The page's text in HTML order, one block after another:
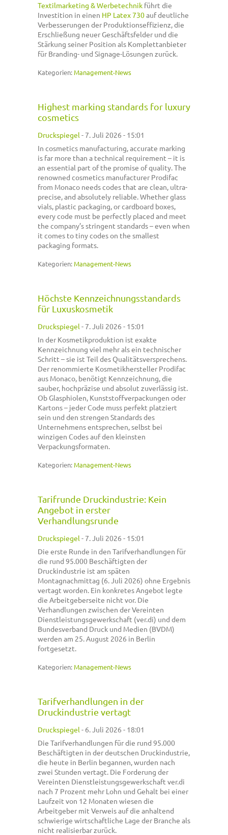
Textilmarketing & Werbetechnik führt die
Investition in einen HP Latex 730auf deutliche
Verbesserungen der Produktionseffizienz, die
Erschließung neuer Geschäftsfelder und die
Stärkung seiner Position als Komplettanbieter
für Branding- und Signage-Lösungen zurück.
Kategorien: Management-News
Highest marking standards for luxury
cosmetics
Druckspiegel - 7. Juli 2026 - 15:01
In cosmetics manufacturing, accurate marking
is far more than a technical requirement – it is
an essential part of the promise of quality. The
renowned cosmetics manufacturer Prodifac
from Monaco needs codes that are clean, ultra-
precise, and absolutely reliable. Whether glass
vials, plastic packaging, or cardboard boxes,
every code must be perfectly placed and meet
the company’s stringent standards – even when
it comes to tiny codes on the smallest
packaging formats.
Kategorien: Management-News
Höchste Kennzeichnungsstandards
für Luxuskosmetik
Druckspiegel - 7. Juli 2026 - 15:01
In der Kosmetikproduktion ist exakte
Kennzeichnung viel mehr als ein technischer
Schritt – sie ist Teil des Qualitätsversprechens.
Der renommierte Kosmetikhersteller Prodifac
aus Monaco, benötigt Kennzeichnung, die
sauber, hochpräzise und absolut zuverlässig ist.
Ob Glasphiolen, Kunststoffverpackungen oder
Kartons – jeder Code muss perfekt platziert
sein und den strengen Standards des
Unternehmens entsprechen, selbst bei
winzigen Codes auf den kleinsten
Verpackungsformaten.
Kategorien: Management-News
Tarifrunde Druckindustrie: Kein
Angebot in erster
Verhandlungsrunde
Druckspiegel - 7. Juli 2026 - 15:01
Die erste Runde in den Tarifverhandlungen für
die rund 95.000 Beschäftigten der
Druckindustrie ist am späten
Montagnachmittag (6. Juli 2026) ohne Ergebnis
vertagt worden. Ein konkretes Angebot legte
die Arbeitgeberseite nicht vor. Die
Verhandlungen zwischen der Vereinten
Dienstleistungsgewerkschaft (ver.di) und dem
Bundesverband Druck und Medien (BVDM)
werden am 25. August 2026 in Berlin
fortgesetzt.
Kategorien: Management-News
Tarifverhandlungen in der
Druckindustrie vertagt
Druckspiegel - 6. Juli 2026 - 18:01
Die Tarifverhandlungen für die rund 95.000
Beschäftigten in der deutschen Druckindustrie,
die heute in Berlin begannen, wurden nach
zwei Stunden vertagt. Die Forderung der
Vereinten Dienstleistungsgewerkschaft ver.di
nach 7 Prozent mehr Lohn und Gehalt bei einer
Laufzeit von 12 Monaten wiesen die
Arbeitgeber mit Verweis auf die anhaltend
schwierige wirtschaftliche Lage der Branche als
nicht realisierbar zurück.